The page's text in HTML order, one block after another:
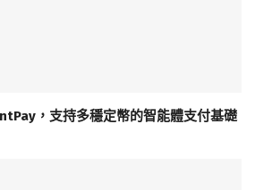
，支持多穩定幣的智能體支付基礎